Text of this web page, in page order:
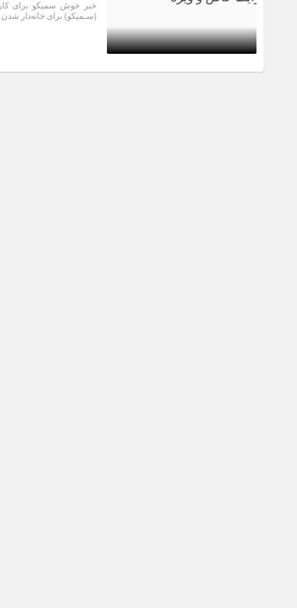
2 سال قبل
خبر خوش سمیکو برای
(سـميكو) برای خانه‌دار